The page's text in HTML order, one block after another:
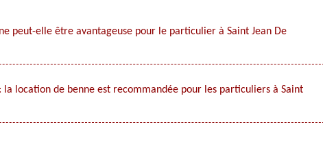
peut-elle être avantageuse pour le particulier à Saint Jean De
la location de benne est recommandée pour les particuliers à Saint